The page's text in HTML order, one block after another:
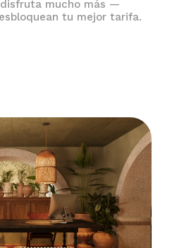
mucho más —
tu mejor tarifa.